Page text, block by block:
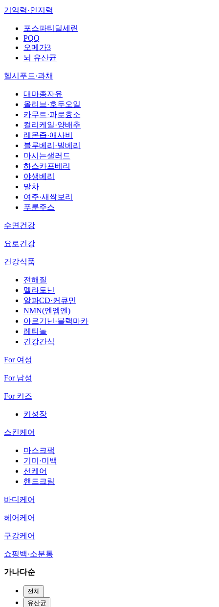
기억력·인지력
포스파티딜세린
PQQ
오메가3
뇌 유산균
헬시푸드·과채
대마종자유
올리브·호두오일
카무트·파로효소
컬리케일·양배추
레몬즙·애사비
블루베리·빌베리
마시는샐러드
하스카프베리
야생베리
말차
여주·새싹보리
푸룬주스
수면건강
요로건강
건강식품
전해질
멜라토닌
알파CD·커큐민
NMN(엔엠엔)
아르기닌·블랙마카
레티놀
건강간식
For 여성
For 남성
For 키즈
키성장
스킨케어
마스크팩
기미·미백
선케어
핸드크림
바디케어
헤어케어
구강케어
쇼핑백·소분통
가나다순
전체
유산균